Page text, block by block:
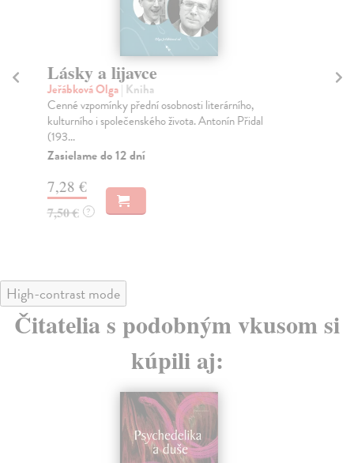
Lásky a lijavce
Jeřábková Olga| Kniha
Cenné vzpomínky přední osobnosti literárního,
kulturního i společenského života. Antonín Přidal
(193...
Zasielame do 12 dní
7,28 €
7,50 € ?
High-contrast mode
Čitatelia s podobným vkusom si
kúpili aj: